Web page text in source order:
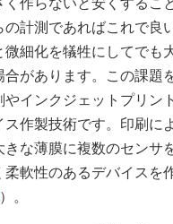
の計測であればこれで良
微細化を犠牲にしてでも
合があります。この課題
やインクジェットプリン
ス作製技術です。印刷に
きな薄膜に複数のセンサ
柔軟性のあるデバイスを
）。